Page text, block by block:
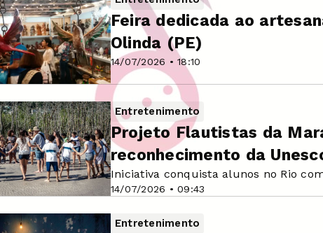
14/07/2026 • 18:10
Feira dedicada ao
Olinda (PE)
Entretenimento
14/07/2026 • 09:43
Projeto Flautistas da
reconhecimento da
Iniciativa conquista alunos no Rio
Entretenimento